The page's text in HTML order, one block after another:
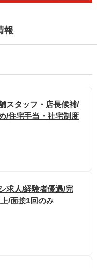
報
スタッフ・店長候補/
/住宅手当・社宅制度
求人/経験者優遇/完
/面接1回のみ